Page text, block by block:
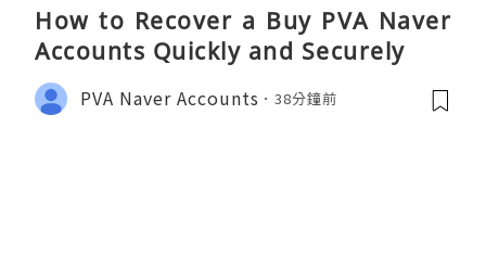
How to Recover a Buy PVA Naver
Accounts Quickly and Securely
PVA Naver Accounts 38分鐘前